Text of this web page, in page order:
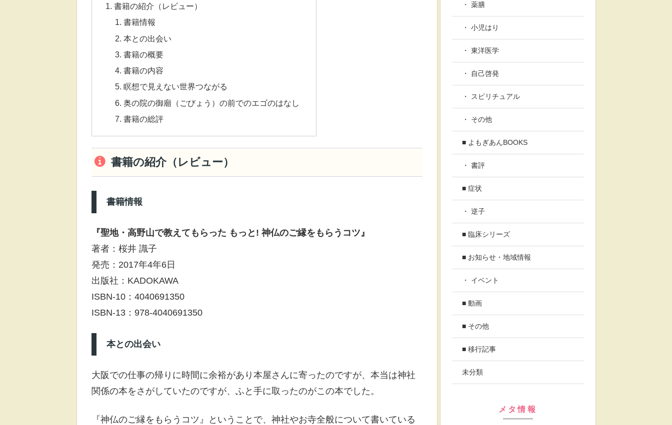
書籍の紹介（レビュー）
書籍情報
本との出会い
書籍の概要
書籍の内容
瞑想で見えない世界つながる
奥の院の御廟（ごびょう）の前でのエゴのはなし
書籍の総評
書籍の紹介（レビュー）
書籍情報
『聖地・高野山で教えてもらった もっと! 神仏のご縁をもらうコツ』
著者：桜井 識子
発売：2017年4年6日
出版社：KADOKAWA
ISBN-10：4040691350
ISBN-13：978-4040691350
本との出会い
大阪での仕事の帰りに時間に余裕があり本屋さんに寄ったのですが、本当は神社
関係の本をさがしていたのですが、ふと手に取ったのがこの本でした。
『神仏のご縁をもらうコツ』ということで、神社やお寺全般について書いている
・ 薬膳
・ 小児はり
・ 東洋医学
・ 自己啓発
・ スピリチュアル
・ その他
■ よもぎあんBOOKS
・ 書評
■ 症状
・ 逆子
■ 臨床シリーズ
■ お知らせ・地域情報
・ イベント
■ 動画
■ その他
■ 移行記事
未分類
メタ情報